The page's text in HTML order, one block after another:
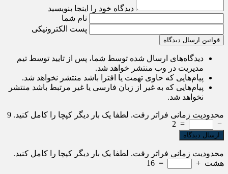
دیدگاه خود را اینجا بنویسید
نام شما
پست الکترونیکی
قوانین ارسال دیدگاه
دیدگاه‌های ارسال شده توسط شما، پس از تایید توسط تیم
مدیریت در وب منتشر خواهد شد.
پیام‌هایی که حاوی تهمت یا افترا باشد منتشر نخواهد شد.
پیام‌هایی که به غیر از زبان فارسی یا غیر مرتبط باشد منتشر
نخواهد شد.
محدودیت زمانی فراتر رفت. لطفا یک بار دیگر کپچا را کامل کنید. 9
−
=
2
محدودیت زمانی فراتر رفت. لطفا یک بار دیگر کپچا را کامل کنید.
هشت +
=
16